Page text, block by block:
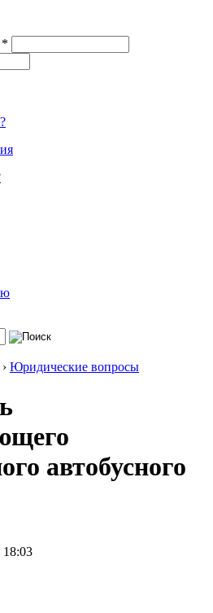
*
› Юридические вопросы
автобусного